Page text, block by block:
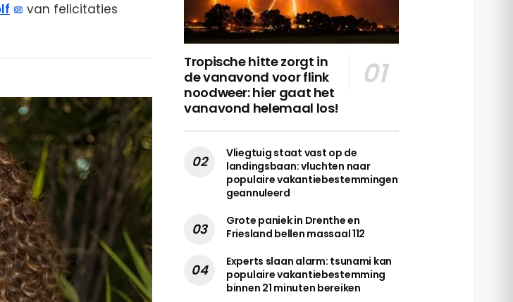
van felicitaties
Tropische hitte zorgt in
de vanavond voor flink
noodweer: hier gaat het
vanavond helemaal los!
Vliegtuig staat vast op de
landingsbaan: vluchten naar
populaire vakantiebestemmingen
geannuleerd
Grote paniek in Drenthe en
Friesland bellen massaal 112
Experts slaan alarm: tsunami kan
populaire vakantiebestemming
binnen 21 minuten bereiken